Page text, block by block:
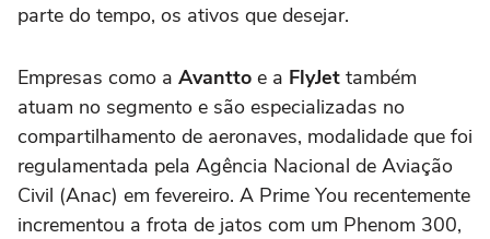
parte do tempo, os ativos que desejar.
Empresas como a Avantto e a FlyJet também
atuam no segmento e são especializadas no
compartilhamento de aeronaves, modalidade que foi
regulamentada pela Agência Nacional de Aviação
Civil (Anac) em fevereiro. A Prime You recentemente
incrementou a frota de jatos com um Phenom 300,